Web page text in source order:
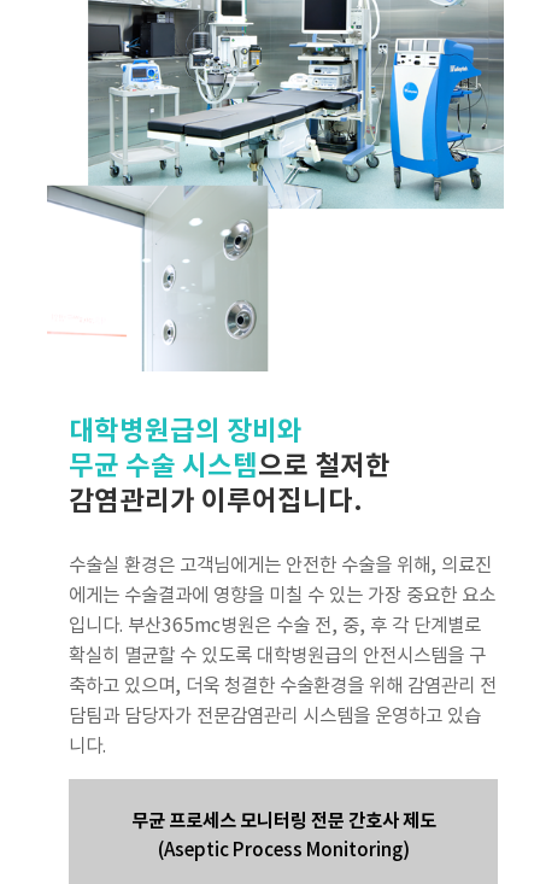
대학병원급의 장비와
무균 수술 시스템으로 철저한
감염관리가 이루어집니다.
수술실 환경은 고객님에게는 안전한 수술을 위해, 의료진
에게는 수술결과에 영향을 미칠 수 있는 가장 중요한 요소
입니다. 부산365mc병원은 수술 전, 중, 후 각 단계별로
확실히 멸균할 수 있도록 대학병원급의 안전시스템을 구
축하고 있으며, 더욱 청결한 수술환경을 위해 감염관리 전
담팀과 담당자가 전문감염관리 시스템을 운영하고 있습
니다.
무균 프로세스 모니터링 전문 간호사 제도
(Aseptic Process Monitoring)